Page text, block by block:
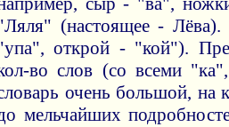
(настоящее - Лёва).
открой - "кой").
во слов (со всеми
очень большой, на
мельчайших